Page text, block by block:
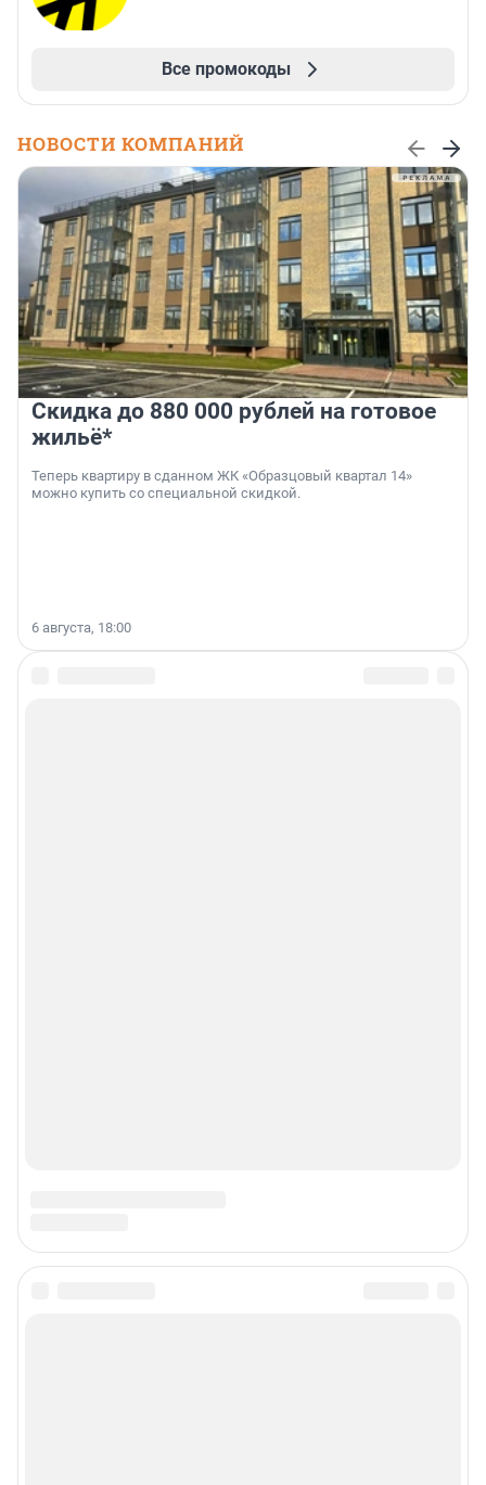
Все промокоды
НОВОСТИ КОМПАНИЙ
Скидка до 880 000 рублей на готовое
жильё*
Теперь квартиру в сданном ЖК «Образцовый квартал 14»
можно купить со специальной скидкой.
6 августа, 18:00